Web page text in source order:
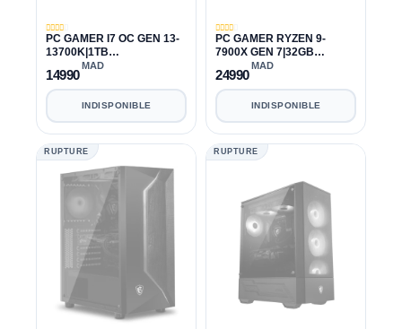
PC GAMER I7 OC GEN 13-
13700K|1TB
SSD|32GB|RTX 3060
14990
MAD
INDISPONIBLE
PC GAMER RYZEN 9-
7900X GEN 7|32GB
DDR5|4TB|RTX 4070 TI
24990
MAD
INDISPONIBLE
RUPTURE RUPTURE